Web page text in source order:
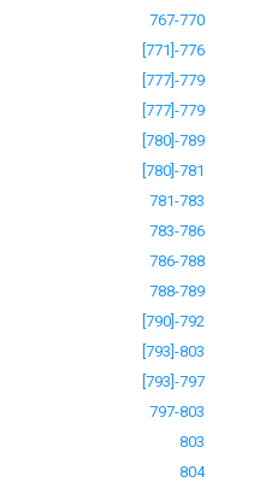
767-770
[771]-776
[777]-779
[777]-779
[780]-789
[780]-781
781-783
783-786
786-788
788-789
[790]-792
[793]-803
[793]-797
797-803
803
804